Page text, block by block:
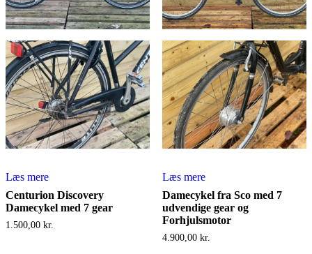
Læs mere
Centurion Discovery
Damecykel med 7 gear
1.500,00 kr.
Læs mere
Damecykel fra Sco med 7
udvendige gear og
Forhjulsmotor
4.900,00 kr.